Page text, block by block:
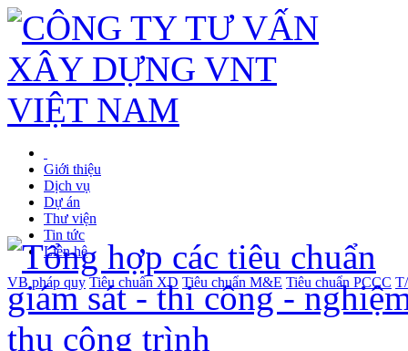
Giới thiệu
Dịch vụ
Dự án
Thư viện
Tin tức
Liên hệ
VB pháp quy Tiêu chuẩn XD Tiêu chuẩn M&E Tiêu chuẩn PCCC